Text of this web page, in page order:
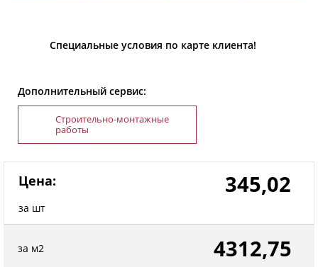
Специальные условия по карте клиента!
Дополнительный сервис:
Строительно-монтажные
работы
Цена:
за шт
345,02
за м2 4312,75